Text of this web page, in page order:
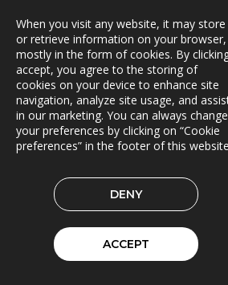
2021-01-07
FleetControl - Transdevs IoT-
2020-12-18
Entreprenör väljer TRACS Flow
2020-12-17
God Jul och Gott Nytt År
2020-11-23
Beräkningstjänst för skördardata
2020-11-09
ITxPT projekt i Göteborg
When you visit any website, it may store
or retrieve information on your browser,
mostly in the form of cookies. By
accept, you agree to the storing of
cookies on your device to enhance site
navigation, analyze site usage, and
in our marketing. You can always change
your preferences by clicking on “Cookie
preferences” in the footer of this
DENY
ACCEPT